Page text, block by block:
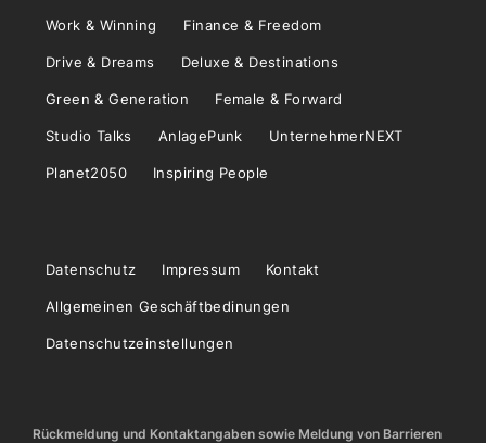
Work & Winning Finance & Freedom
Drive & Dreams Deluxe & Destinations
Green & Generation Female & Forward
Studio Talks AnlagePunk UnternehmerNEXT
Planet2050 Inspiring People
Datenschutz Impressum Kontakt
Allgemeinen Geschäftbedinungen
Datenschutzeinstellungen
Rückmeldung und Kontaktangaben sowie Meldung von Barrieren